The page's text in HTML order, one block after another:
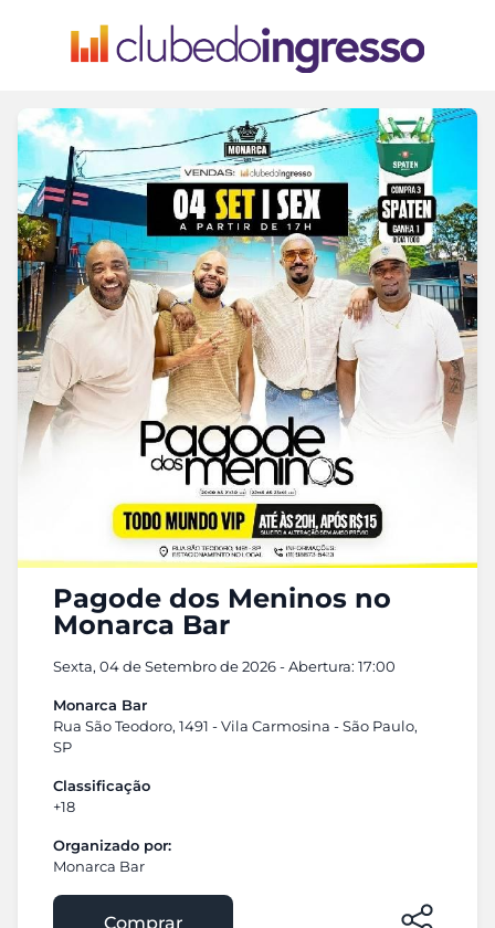
Pagode dos Meninos no
Monarca Bar
Sexta, 04 de Setembro de 2026 - Abertura: 17:00
Monarca Bar
Rua São Teodoro, 1491 - Vila Carmosina - São Paulo,
SP
Classificação
+18
Organizado por:
Monarca Bar
Comprar